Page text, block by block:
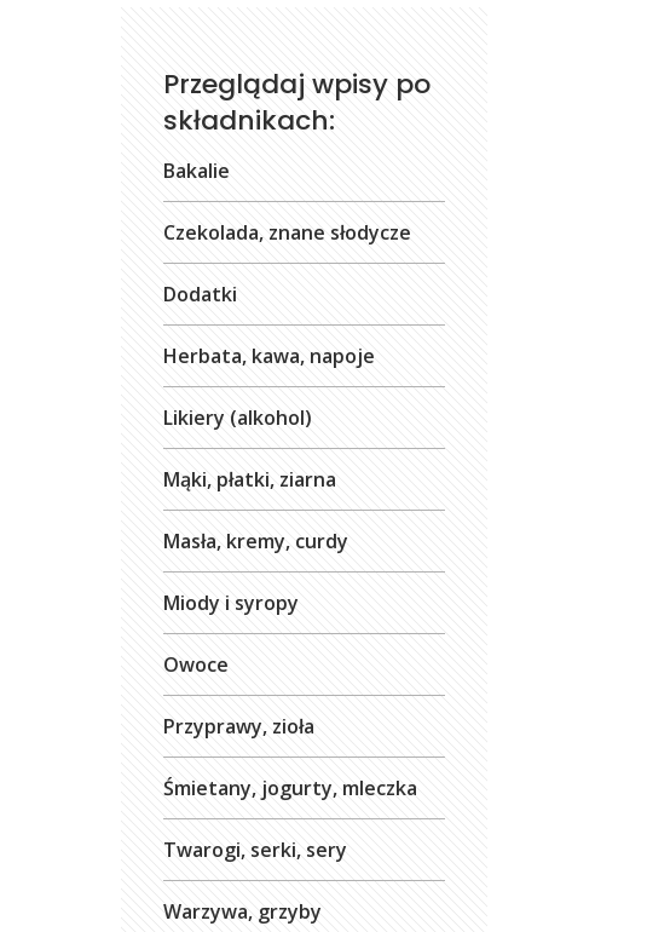
Przeglądaj wpisy po
składnikach:
Bakalie
Czekolada, znane słodycze
Dodatki
Herbata, kawa, napoje
Likiery (alkohol)
Mąki, płatki, ziarna
Masła, kremy, curdy
Miody i syropy
Owoce
Przyprawy, zioła
Śmietany, jogurty, mleczka
Twarogi, serki, sery
Warzywa, grzyby